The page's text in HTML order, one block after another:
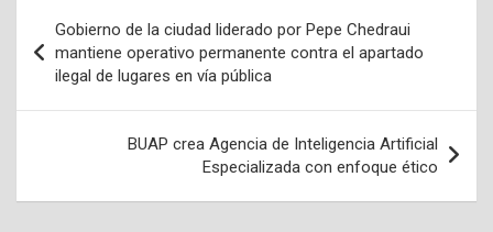
de
entradas
Gobierno de la ciudad liderado por Pepe Chedraui
mantiene operativo permanente contra el apartado
ilegal de lugares en vía pública
BUAP crea Agencia de Inteligencia Artificial
Especializada con enfoque ético